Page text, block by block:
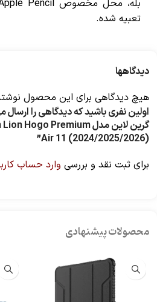
تعبیه شده.
دیدگاهها
هیچ دیدگاهی برای این محصول
اولین نفری باشید که دیدگاهی را
Air 11 (2024/2025/2026)”
برای ثبت نقد و بررسی وارد حساب
محصولات پیشنهادی